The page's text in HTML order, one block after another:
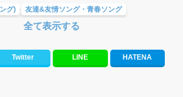
グ) 友達&友情ソング・青春ソング
全て表示する
Twitter LINE HATENA